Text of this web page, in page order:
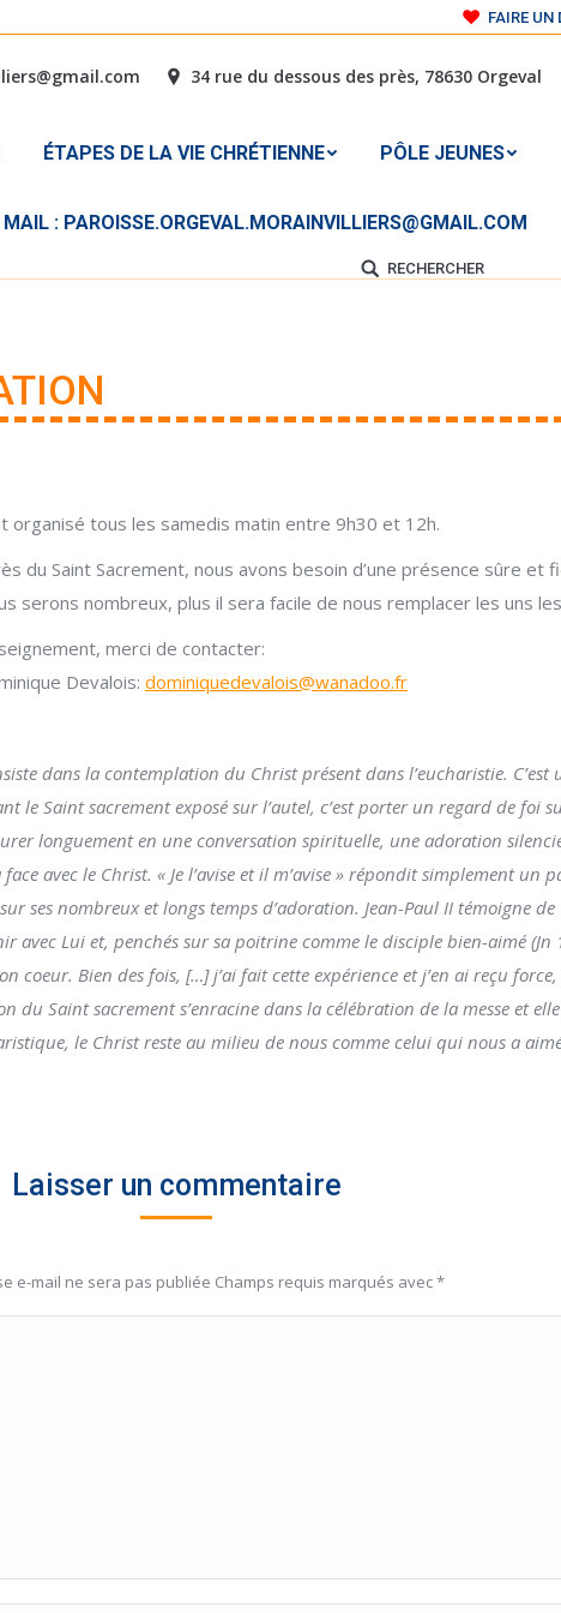
FAIRE UN
34 rue du dessous des près, 78630 Orgeval
ÉTAPES DE LA VIE CHRÉTIENNE PÔLE JEUNES
: PAROISSE.ORGEVAL.MORAINVILLIERS@GMAIL.COM
Search:RECHERCHER
organisé tous les samedis matin entre 9h30 et 12h.
du Saint Sacrement, nous avons besoin d’une présence sûre et
serons nombreux, plus il sera facile de nous remplacer les uns
tout renseignement, merci de
dominiquedevalois@wanadoo.fr
dans la contemplation du Christ présent dans l’eucharistie. C’est
le Saint sacrement exposé sur l’autel, c’est porter un regard de foi
longuement en une conversation spirituelle, une adoration
avec le Christ. « Je l’avise et il m’avise » répondit simplement un
ses nombreux et longs temps d’adoration. Jean-Paul II témoigne de
avec Lui et, penchés sur sa poitrine comme le disciple bien-aimé (Jn
coeur. Bien des fois, […] j’ai fait cette expérience et j’en ai reçu force,
du Saint sacrement s’enracine dans la célébration de la messe et
le Christ reste au milieu de nous comme celui qui nous a aimé
Laisser un commentaire
e-mail ne sera pas publiée Champs requis marqués avec*
ÉTAPES DE LA VIE CHRÉTIENNE PÔLE JEUNES
CONTACTER À L’ADRESSE MAIL :